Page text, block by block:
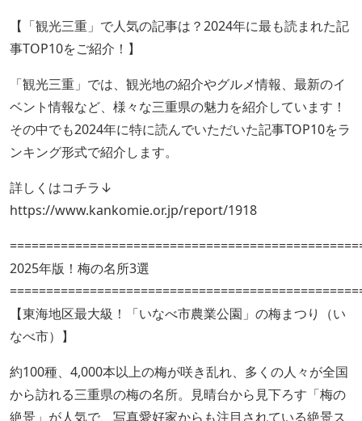
【「観光三重」で人気の記事は？2024年に最も読まれた記
事TOP10をご紹介！】
「観光三重」では、観光地の紹介やグルメ情報、最新のイ
ベント情報など、様々な三重県の魅力を紹介しています！
その中でも2024年に特に読んでいただいた記事TOP10をラ
ンキング形式で紹介します。
詳しくはコチラ↓
https://www.kankomie.or.jp/report/1918
2025年版！梅の名所3選
【東海地区最大級！「いなべ市農業公園」の梅まつり（い
なべ市）】
約100種、4,000本以上の梅が咲き乱れ、多くの人々が全国
から訪れる三重県の梅の名所。見晴台から見下ろす「梅の
絶景」が人気で、写真愛好家からも注目されている絶景ス